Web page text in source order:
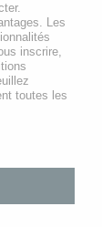
Les
inscrire,
toutes les